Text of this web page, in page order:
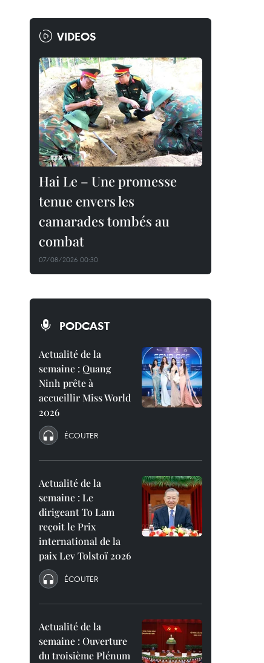
VIDEOS
Hai Le – Une promesse
tenue envers les
camarades tombés au
combat
07/08/2026 00:30
PODCAST
Actualité de la
semaine : Quang
Ninh prête à
accueillir Miss World
2026
ÉCOUTER
Actualité de la
semaine : Le
dirigeant To Lam
reçoit le Prix
international de la
paix Lev Tolstoï 2026
ÉCOUTER
Actualité de la
semaine : Ouverture
du troisième Plénum